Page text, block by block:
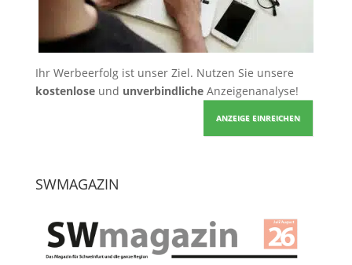
Ihr Werbeerfolg ist unser Ziel. Nutzen Sie unsere
kostenloseund unverbindlicheAnzeigenanalyse!
ANZEIGE EINREICHEN
SWMAGAZIN